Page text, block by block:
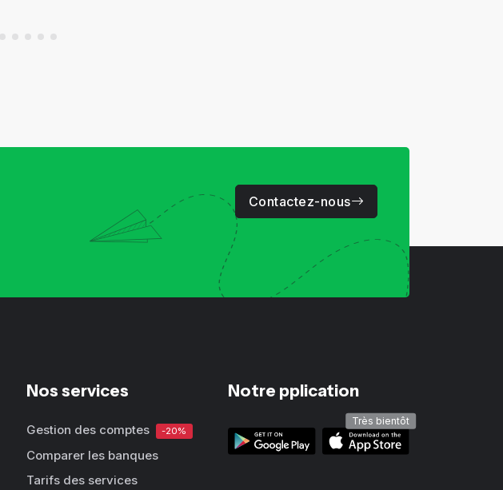
Contactez-nous
Nos services
Gestion des comptes -20%
Comparer les banques
Tarifs des services
Notre pplication
Très bientôt